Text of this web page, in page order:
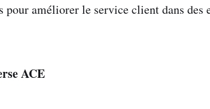
pour améliorer le service client dans des
ACE